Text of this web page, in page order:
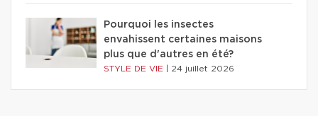
Pourquoi les insectes
envahissent certaines maisons
plus que d'autres en été?
STYLE DE VIE 24 juillet 2026